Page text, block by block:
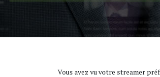
Vous avez vu votre streamer